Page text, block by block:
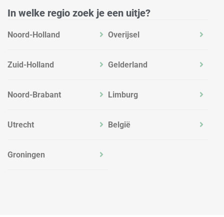
In welke regio zoek je een uitje?
Noord-Holland
Zuid-Holland
Noord-Brabant
Utrecht
Groningen
Overijsel
Gelderland
Limburg
België